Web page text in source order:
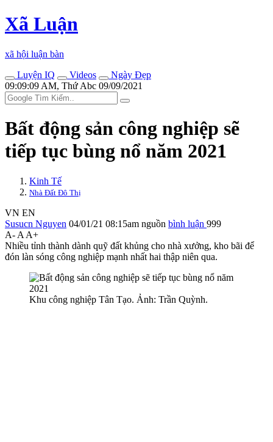
Xã Luận
xã hội luận bàn
Luyện IQ
Videos
Ngày Đẹp
09:09:09 AM, Thứ Abc 09/09/2021
Bất động sản công nghiệp sẽ
tiếp tục bùng nổ năm 2021
Kinh Tế
Nhà Đất Đô Thị
VN EN
Susucn Nguyen 04/01/21 08:15am nguồn bình luận 999
A- A A+
Nhiều tỉnh thành dành quỹ đất khủng cho nhà xưởng, kho bãi để
đón làn sóng công nghiệp mạnh nhất hai thập niên qua.
Khu công nghiệp Tân Tạo. Ảnh: Trần Quỳnh.